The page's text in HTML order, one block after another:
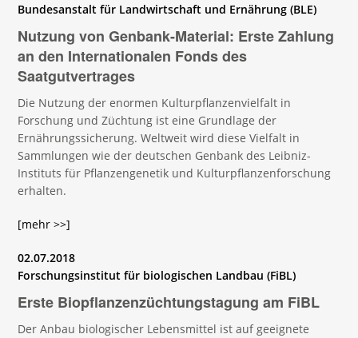
Bundesanstalt für Landwirtschaft und Ernährung (BLE)
Nutzung von Genbank-Material: Erste Zahlung
an den Internationalen Fonds des
Saatgutvertrages
Die Nutzung der enormen Kulturpflanzenvielfalt in
Forschung und Züchtung ist eine Grundlage der
Ernährungssicherung. Weltweit wird diese Vielfalt in
Sammlungen wie der deutschen Genbank des Leibniz-
Instituts für Pflanzengenetik und Kulturpflanzenforschung
erhalten.
[mehr >>]
02.07.2018
Forschungsinstitut für biologischen Landbau (FiBL)
Erste Biopflanzenzüchtungstagung am FiBL
Der Anbau biologischer Lebensmittel ist auf geeignete